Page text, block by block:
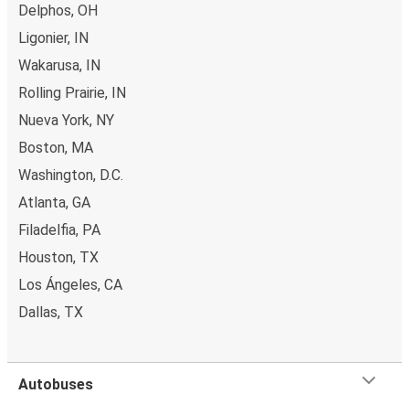
Delphos, OH
Ligonier, IN
Wakarusa, IN
Rolling Prairie, IN
Nueva York, NY
Boston, MA
Washington, D.C.
Atlanta, GA
Filadelfia, PA
Houston, TX
Los Ángeles, CA
Dallas, TX
Autobuses